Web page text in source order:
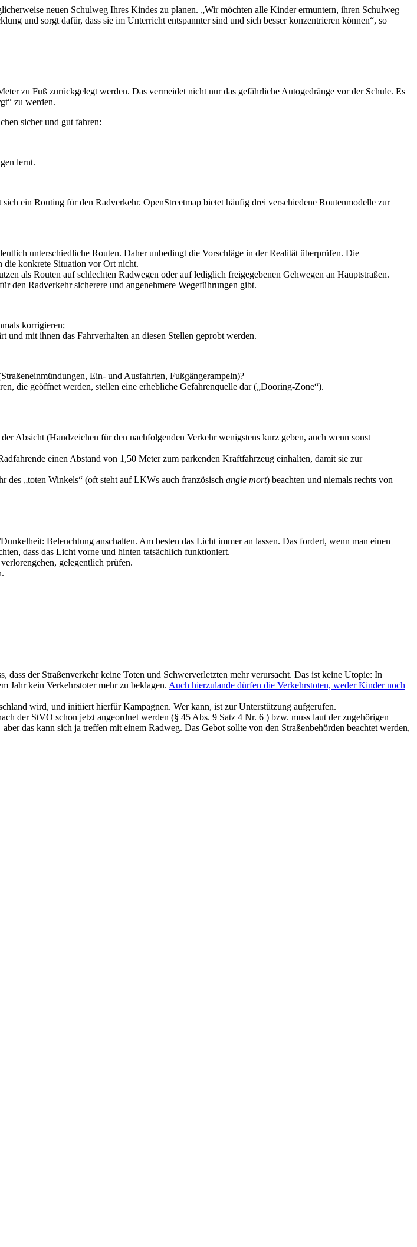
neuen Schulweg Ihres Kindes zu planen. „Wir möchten alle Kinder ermuntern, ihren Schulweg
und sorgt dafür, dass sie im Unterricht entspannter sind und sich besser konzentrieren können“, so
zu Fuß zurückgelegt werden. Das vermeidet nicht nur das gefährliche Autogedränge vor der Schule. Es
zu werden.
sicher und gut fahren:
lernt.
sich ein Routing für den Radverkehr. OpenStreetmap bietet häufig drei verschiedene Routenmodelle zur
unterschiedliche Routen. Daher unbedingt die Vorschläge in der Realität überprüfen. Die
die konkrete Situation vor Ort nicht.
als Routen auf schlechten Radwegen oder auf lediglich freigegebenen Gehwegen an Hauptstraßen.
den Radverkehr sicherere und angenehmere Wegeführungen gibt.
korrigieren;
mit ihnen das Fahrverhalten an diesen Stellen geprobt werden.
Ein- und Ausfahrten, Fußgängerampeln)?
die geöffnet werden, stellen eine erhebliche Gefahrenquelle dar („Dooring-Zone“).
Absicht (Handzeichen für den nachfolgenden Verkehr wenigstens kurz geben, auch wenn sonst
einen Abstand von 1,50 Meter zum parkenden Kraftfahrzeug einhalten, damit sie zur
des „toten Winkels“ (oft steht auf LKWs auch französisch angle mort) beachten und niemals rechts von
Beleuchtung anschalten. Am besten das Licht immer an lassen. Das fordert, wenn man einen
dass das Licht vorne und hinten tatsächlich funktioniert.
gelegentlich prüfen.
der Straßenverkehr keine Toten und Schwerverletzten mehr verursacht. Das ist keine Utopie: In
Jahr kein Verkehrstoter mehr zu beklagen. Auch hierzulande dürfen die Verkehrstoten, weder Kinder noch
wird, und initiiert hierfür Kampagnen. Wer kann, ist zur Unterstützung aufgerufen.
der StVO schon jetzt angeordnet werden (§ 45 Abs. 9 Satz 4 Nr. 6 ) bzw. muss laut der zugehörigen
das kann sich ja treffen mit einem Radweg. Das Gebot sollte von den Straßenbehörden beachtet werden,